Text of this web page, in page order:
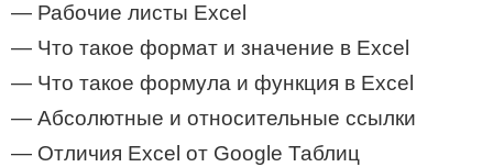
— Рабочие листы Excel
— Что такое формат и значение в Excel
— Что такое формула и функция в Excel
— Абсолютные и относительные ссылки
— Отличия Excel от Google Таблиц